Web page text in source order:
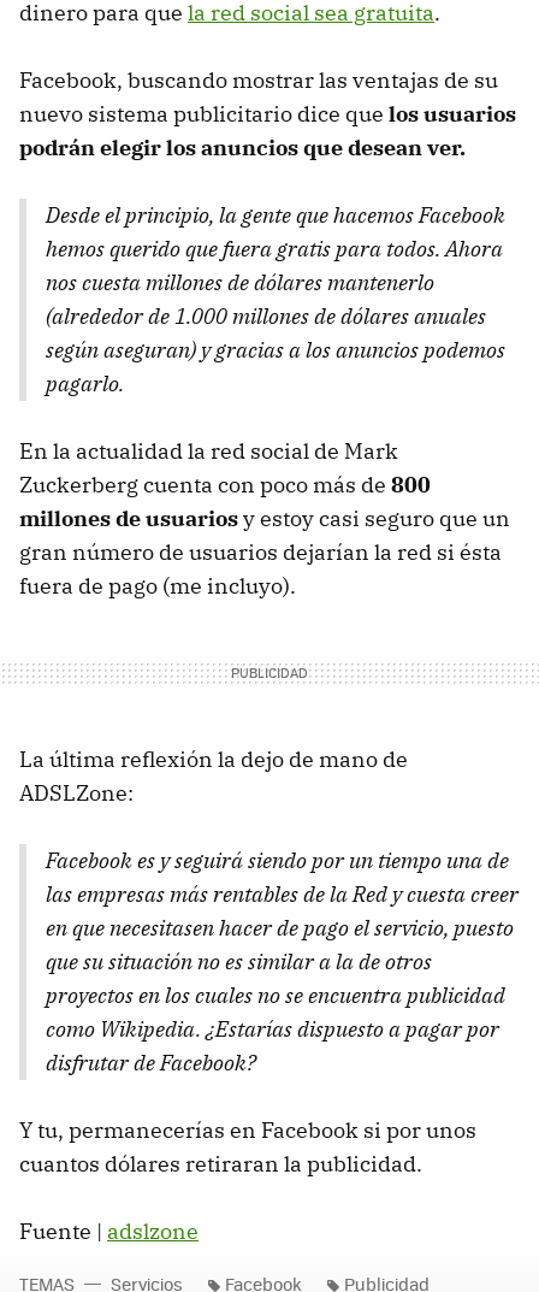
dinero para que la red social sea gratuita.
Facebook, buscando mostrar las ventajas de su
nuevo sistema publicitario dice que los usuarios
podrán elegir los anuncios que desean ver.
Desde el principio, la gente que hacemos Facebook
hemos querido que fuera gratis para todos. Ahora
nos cuesta millones de dólares mantenerlo
(alrededor de 1.000 millones de dólares anuales
según aseguran) y gracias a los anuncios podemos
pagarlo.
En la actualidad la red social de Mark
Zuckerberg cuenta con poco más de 800
millones de usuariosy estoy casi seguro que un
gran número de usuarios dejarían la red si ésta
fuera de pago (me incluyo).
La última reflexión la dejo de mano de
ADSLZone:
Facebook es y seguirá siendo por un tiempo una de
las empresas más rentables de la Red y cuesta creer
en que necesitasen hacer de pago el servicio, puesto
que su situación no es similar a la de otros
proyectos en los cuales no se encuentra publicidad
como Wikipedia. ¿Estarías dispuesto a pagar por
disfrutar de Facebook?
Y tu, permanecerías en Facebook si por unos
cuantos dólares retiraran la publicidad.
Fuente | adslzone
TEMAS Servicios Facebook Publicidad